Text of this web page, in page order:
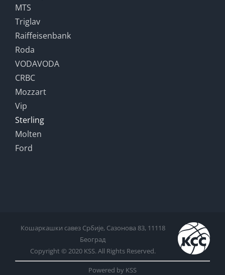
MTS
Triglav
Raiffeisenbank
Roda
VODAVODA
CRBC
Mozzart
Vip
Sterling
Molten
Ford
Кошаркашки савез Србије, Сазонова 83, 11118
Београд
Copyright © 2020 KSS. All Rights Reserved.
Powered by KSS